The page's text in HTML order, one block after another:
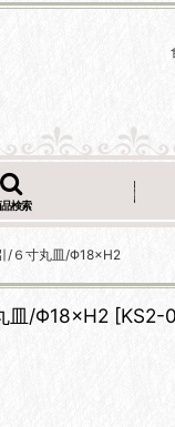
検索
/６寸丸皿/Φ18×H2
皿/Φ18×H2 [KS2-